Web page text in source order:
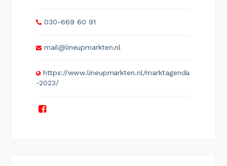
030-669 60 91
mail@lineupmarkten.nl
https://www.lineupmarkten.nl/marktagenda
-2023/